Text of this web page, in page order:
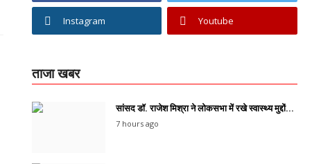
Instagram Youtube
ताजा खबर
सांसद डॉ. राजेश मिश्रा ने लोकसभा में रखे स्वास्थ्य मुद्दों...
7 hours ago